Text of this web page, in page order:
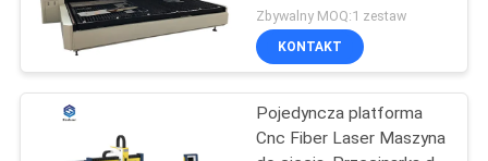
NAMI
POPROSIĆ
Maszyna do
czyszczenia
laserem
blachy ze stali
nierdzewnej
Zbywalny MOQ:1 zestaw
KONTAKT
Pojedyncza platforma
Cnc Fiber Laser Maszyna